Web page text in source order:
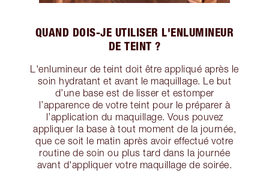
QUAND DOIS-JE UTILISER L'ENLUMINEUR
DE TEINT ?
L'enlumineur de teint doit être appliqué après le
soin hydratant et avant le maquillage. Le but
d’une base est de lisser et estomper
l’apparence de votre teint pour le préparer à
l’application du maquillage. Vous pouvez
appliquer la base à tout moment de la journée,
que ce soit le matin après avoir effectué votre
routine de soin ou plus tard dans la journée
avant d'appliquer votre maquillage de soirée.